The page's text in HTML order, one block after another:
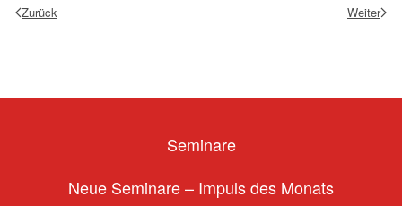
Zurück Weiter
Seminare
Neue Seminare – Impuls des Monats